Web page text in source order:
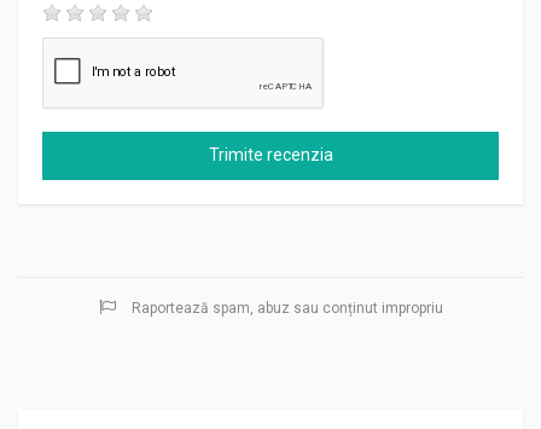
Raportează spam, abuz sau conținut impropriu